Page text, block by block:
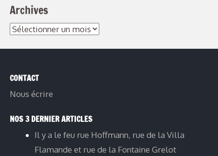
Archives
CONTACT
Nous écrire
NOS 3 DERNIER ARTICLES
Il y a le feu rue Hoffmann, rue de la Villa
Flamande et rue de la Fontaine Grelot